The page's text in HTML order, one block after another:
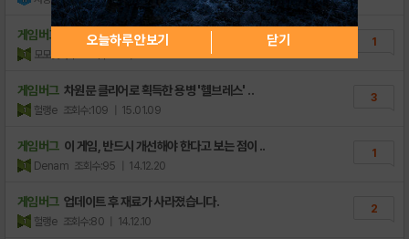
[리뷰] 진짜 퍼즐 RPG가 왔다! -가즈 게..
[안내] 가즈게이트 기본 컨텐츠
[가이드] 가즈게이트 엠블럼 및 기능 소개 2
[가이드] 속성, 덱편성, 보스어그로, 팀 태..
[가이드] 용병 스킬 및 대표 스킬 안내
[사전예약] 가즈게이트 사전예약이벤트
게임버그 보스전에서 두번이나팅겼어요!!!
모모꽃나무
1
게임버그 차원문 클리어로 획득한 용병 '헬브레스' ..
헐랭e 조회수:109 | 15.01.09
3
게임버그 이 게임, 반드시 개선해야 한다고 보는 점이 ..
Denam 조회수:95 | 14.12.20
1
게임버그 업데이트 후 재료가 사라졌습니다.
헐랭e 조회수:80 | 14.12.10
2
오늘하루 안보기 닫기